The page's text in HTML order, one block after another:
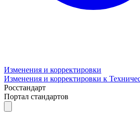
Изменения и корректировки
Изменения и корректировки к
Росстандарт
Портал стандартов